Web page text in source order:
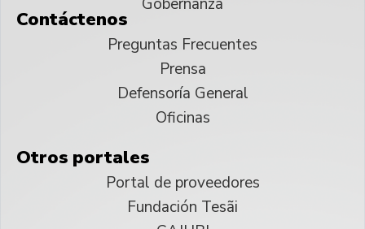
Contáctenos
Preguntas Frecuentes
Prensa
Defensoría General
Oficinas
Otros portales
Portal de proveedores
Fundación Tesãi